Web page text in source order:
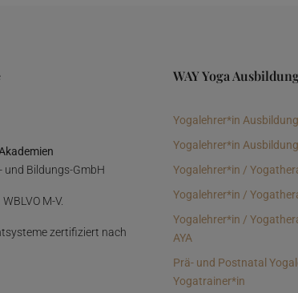
und Bildungs-GmbH
M-V.
zertifiziert nach
WAY Yoga
Yogalehrer*in
Yogalehrer*in
Yogalehrer*in /
Yogalehrer*in /
Yogalehrer*in /
AYA
Prä- und Postnatal
Yogatrainer*in